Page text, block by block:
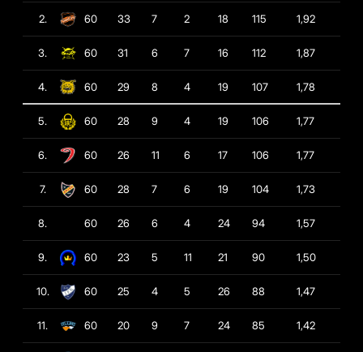
2. 60 33 7 2 18 115 1,92
3. 60 31 6 7 16 112 1,87
4. 60 29 8 4 19 107 1,78
5. 60 28 9 4 19 106 1,77
6. 60 26 11 6 17 106 1,77
7. 60 28 7 6 19 104 1,73
8. 60 26 6 4 24 94 1,57
9. 60 23 5 11 21 90 1,50
10. 60 25 4 5 26 88 1,47
11. 60 20 9 7 24 85 1,42